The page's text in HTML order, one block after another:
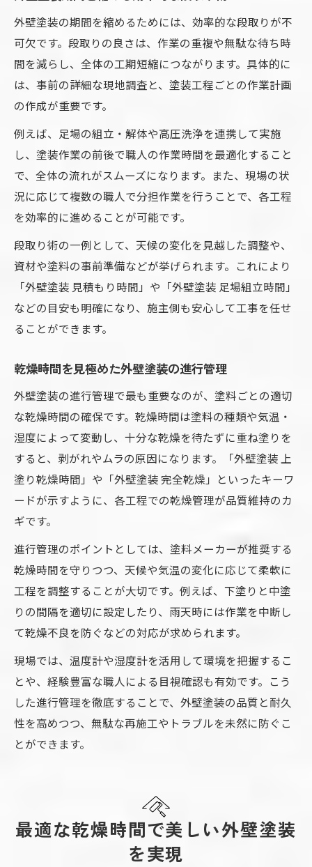
外壁塗装の期間を縮めるためには、効率的な段取りが不
可欠です。段取りの良さは、作業の重複や無駄な待ち時
間を減らし、全体の工期短縮につながります。具体的に
は、事前の詳細な現地調査と、塗装工程ごとの作業計画
の作成が重要です。
例えば、足場の組立・解体や高圧洗浄を連携して実施
し、塗装作業の前後で職人の作業時間を最適化すること
で、全体の流れがスムーズになります。また、現場の状
況に応じて複数の職人で分担作業を行うことで、各工程
を効率的に進めることが可能です。
段取り術の一例として、天候の変化を見越した調整や、
資材や塗料の事前準備などが挙げられます。これにより
「外壁塗装 見積もり時間」や「外壁塗装 足場組立時間」
などの目安も明確になり、施主側も安心して工事を任せ
ることができます。
乾燥時間を見極めた外壁塗装の進行管理
外壁塗装の進行管理で最も重要なのが、塗料ごとの適切
な乾燥時間の確保です。乾燥時間は塗料の種類や気温・
湿度によって変動し、十分な乾燥を待たずに重ね塗りを
すると、剥がれやムラの原因になります。「外壁塗装 上
塗り乾燥時間」や「外壁塗装 完全乾燥」といったキーワ
ードが示すように、各工程での乾燥管理が品質維持のカ
ギです。
進行管理のポイントとしては、塗料メーカーが推奨する
乾燥時間を守りつつ、天候や気温の変化に応じて柔軟に
工程を調整することが大切です。例えば、下塗りと中塗
りの間隔を適切に設定したり、雨天時には作業を中断し
て乾燥不良を防ぐなどの対応が求められます。
現場では、温度計や湿度計を活用して環境を把握するこ
とや、経験豊富な職人による目視確認も有効です。こう
した進行管理を徹底することで、外壁塗装の品質と耐久
性を高めつつ、無駄な再施工やトラブルを未然に防ぐこ
とができます。
最適な乾燥時間で美しい外壁塗装
を実現